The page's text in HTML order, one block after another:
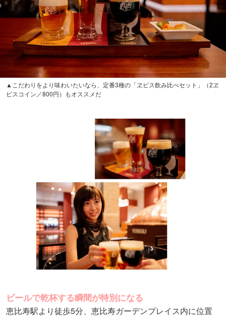
▲こだわりをより味わいたいなら、定番3種の「ヱビス飲み比べセット」（2ヱ
ビスコイン／800円）もオススメだ
ビールで乾杯する瞬間が特別になる
恵比寿駅より徒歩5分、恵比寿ガーデンプレイス内に位置